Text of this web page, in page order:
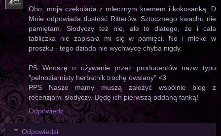
Oho, moja czekolada z mlecznym kremem i kokosanką :D
Mnie odpowiada tłustość Ritterów. Sztucznego kwachu nie
pamiętam. Słodyczy też nie, ale to dlatego, że i cała
tabliczka nie zapisała mi się w pamięci. No i mleko w
proszku - tego dziada nie wychwycę chyba nigdy.
PS Wnoszę o używanie przez producentów nazw typu
"pełnoziarnisty herbatnik trochę owsiany" <3
PPS Nasze mamy muszą założyć wspólnie blog z
recenzjami słodyczy. Będę ich pierwszą oddaną fanką!
Odpowiedz
Odpowiedzi